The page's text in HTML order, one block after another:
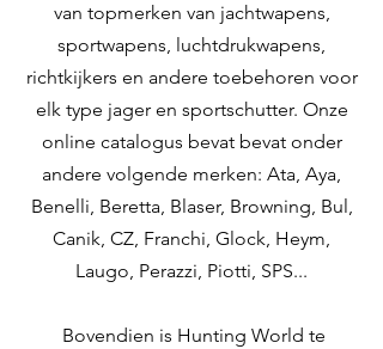
van topmerken van jachtwapens,
sportwapens, luchtdrukwapens,
richtkijkers en andere toebehoren voor
elk type jager en sportschutter. Onze
online catalogus bevat bevat onder
andere volgende merken: Ata, Aya,
Benelli, Beretta, Blaser, Browning, Bul,
Canik, CZ, Franchi, Glock, Heym,
Laugo, Perazzi, Piotti, SPS...
Bovendien is Hunting World te